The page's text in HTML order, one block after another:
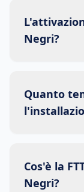
Negri?
Quanto
Cos'è la
Negri?